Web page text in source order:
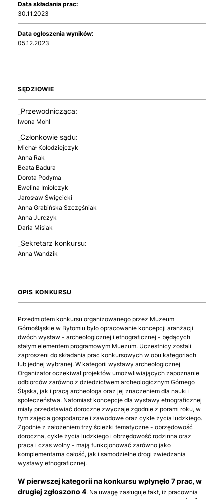
Data składania prac:
30.11.2023
Data ogłoszenia wyników:
05.12.2023
SĘDZIOWIE
_Przewodnicząca:
Iwona Mohl
_Członkowie sądu:
Michał Kołodziejczyk
Anna Rak
Beata Badura
Dorota Podyma
Ewelina Imiołczyk
Jarosław Święcicki
Anna Grabińska Szczęśniak
Anna Jurczyk
Daria Misiak
_Sekretarz konkursu:
Anna Wandzik
OPIS KONKURSU
Przedmiotem konkursu organizowanego przez Muzeum
Górnośląskie w Bytomiu było opracowanie koncepcji aranżacji
dwóch wystaw - archeologicznej i etnograficznej - będących
stałym elementem programowym Muezum. Uczestnicy zostali
zaproszeni do składania prac konkursowych w obu kategoriach
lub jednej wybranej. W kategorii wystawy archeologicznej
Organizator oczekiwał projektów umożwliwiających zapoznanie
odbiorców zarówno z dziedzictwem archeologicznym Górnego
Śląska, jak i pracą archeologa oraz jej znaczeniem dla nauki i
społeczeństwa. Natomiast koncepcje dla wystawy etnograficznej
miały przedstawiać doroczne zwyczaje zgodnie z porami roku, w
tym zajęcia gospodarcze i zawodowe oraz cykle życia ludzkiego.
Zgodnie z założeniem trzy ścieżki tematyczne - obrzędowość
doroczna, cykle życia ludzkiego i obrzędowość rodzinna oraz
praca i czas wolny - mają funkcjonować zarówno jako
komplementarna całość, jak i samodzielne drogi zwiedzania
wystawy etnograficznej.
W pierwszej kategorii na konkursu wpłynęło 7 prac, w
drugiej zgłoszono 4. Na uwagę zasługuje fakt, iż pracownia